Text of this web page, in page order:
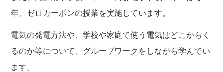
年、ゼロカーボンの授業を実施しています。
電気の発電方法や、学校や家庭で使う電気はどこからく
るのか等について、グループワークをしながら学んでい
ます。